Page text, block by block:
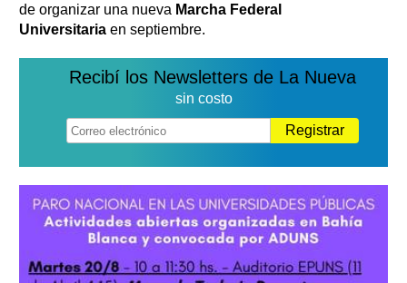
de organizar una nueva Marcha Federal
Universitaria en septiembre.
Recibí los Newsletters de La Nueva
sin costo
Registrar